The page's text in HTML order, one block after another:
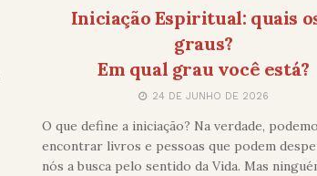
Iniciação Espiritual: quais
graus?
Em qual grau você está?
24 DE JUNHO DE 2026
O que define a iniciação? Na verdade,
encontrar livros e pessoas que podem
nós a busca pelo sentido da Vida. Mas